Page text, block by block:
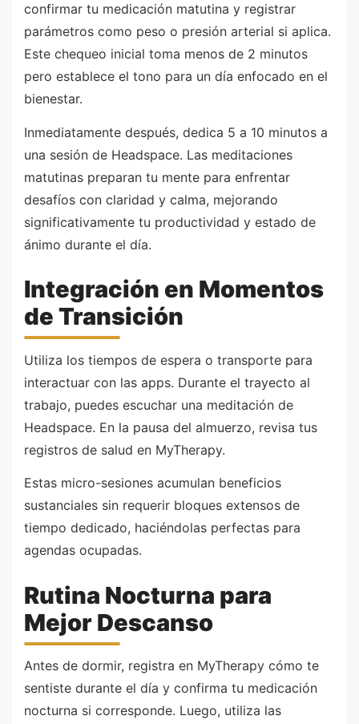
confirmar tu medicación matutina y registrar
parámetros como peso o presión arterial si aplica.
Este chequeo inicial toma menos de 2 minutos
pero establece el tono para un día enfocado en el
bienestar.
Inmediatamente después, dedica 5 a 10 minutos a
una sesión de Headspace. Las meditaciones
matutinas preparan tu mente para enfrentar
desafíos con claridad y calma, mejorando
significativamente tu productividad y estado de
ánimo durante el día.
Integración en Momentos
de Transición
Utiliza los tiempos de espera o transporte para
interactuar con las apps. Durante el trayecto al
trabajo, puedes escuchar una meditación de
Headspace. En la pausa del almuerzo, revisa tus
registros de salud en MyTherapy.
Estas micro-sesiones acumulan beneficios
sustanciales sin requerir bloques extensos de
tiempo dedicado, haciéndolas perfectas para
agendas ocupadas.
Rutina Nocturna para
Mejor Descanso
Antes de dormir, registra en MyTherapy cómo te
sentiste durante el día y confirma tu medicación
nocturna si corresponde. Luego, utiliza las